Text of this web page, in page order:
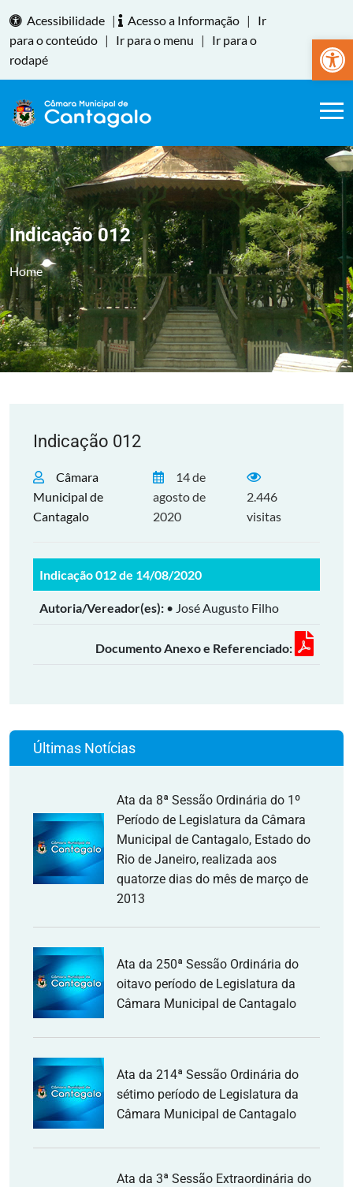
Abrir
Acessibilidade | Acesso a Informação |
Ir
para o conteúdo | Ir para o menu |
Ir para o
rodapé
Indicação 012
Home
Indicação 012
Câmara
Municipal de
Cantagalo
14 de
agosto de
2020
2.446
visitas
Indicação 012 de 14/08/2020
Autoria/Vereador(es): • José Augusto Filho
Documento Anexo e Referenciado:
Últimas Notícias
Ata da 8ª Sessão Ordinária do 1º
Período de Legislatura da Câmara
Municipal de Cantagalo, Estado do
Rio de Janeiro, realizada aos
quatorze dias do mês de março de
2013
Ata da 250ª Sessão Ordinária do
oitavo período de Legislatura da
Câmara Municipal de Cantagalo
Ata da 214ª Sessão Ordinária do
sétimo período de Legislatura da
Câmara Municipal de Cantagalo
Ata da 3ª Sessão Extraordinária do